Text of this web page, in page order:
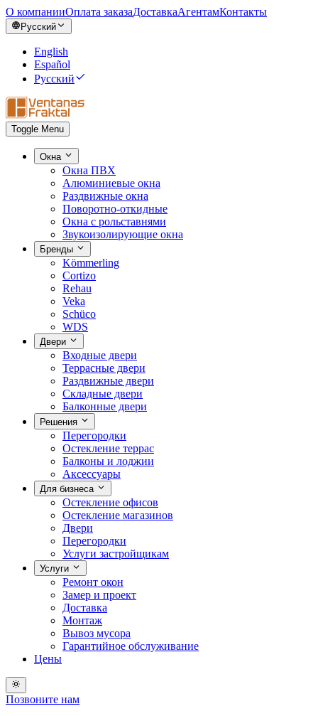
О компанииОплата заказаДоставкаАгентамКонтакты
Русский
English
Español
Русский
Toggle Menu
Окна
Окна ПВХ
Алюминиевые окна
Раздвижные окна
Поворотно-откидные
Окна с рольставнями
Звукоизолирующие окна
Бренды
Kömmerling
Cortizo
Rehau
Veka
Schüco
WDS
Двери
Входные двери
Террасные двери
Раздвижные двери
Складные двери
Балконные двери
Решения
Перегородки
Остекление террас
Балконы и лоджии
Аксессуары
Для бизнеса
Остекление офисов
Остекление магазинов
Двери
Перегородки
Услуги застройщикам
Услуги
Ремонт окон
Замер и проект
Доставка
Монтаж
Вывоз мусора
Гарантийное обслуживание
Цены
Позвоните нам